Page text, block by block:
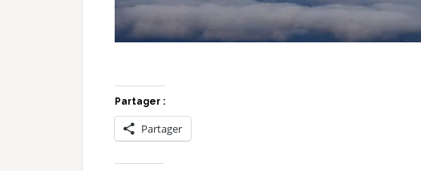
Partager :
Partager